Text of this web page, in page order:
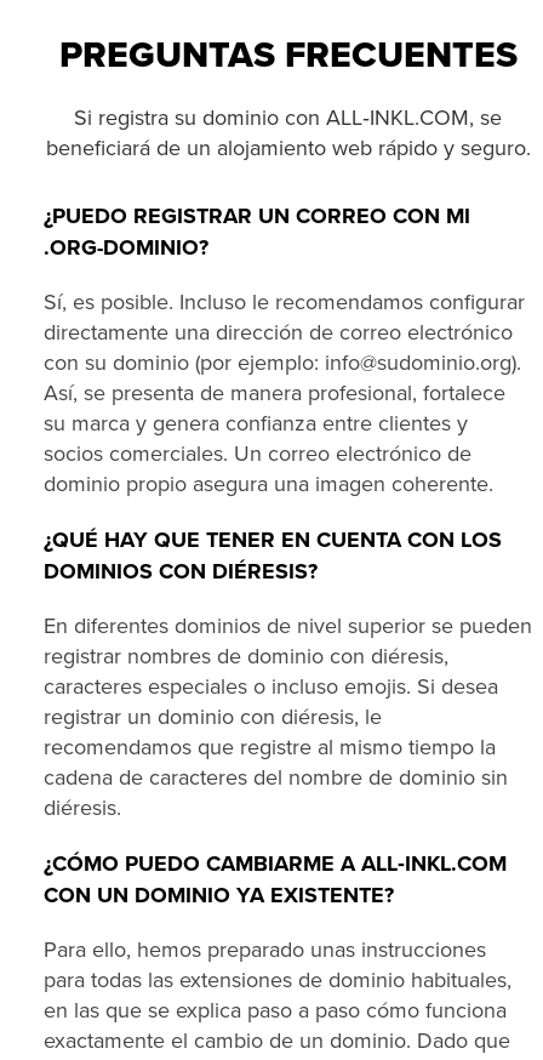
PREGUNTAS FRECUENTES
Si registra su dominio con ALL‑INKL.COM, se
beneficiará de un alojamiento web rápido y seguro.
¿PUEDO REGISTRAR UN CORREO CON MI
.ORG-DOMINIO?
Sí, es posible. Incluso le recomendamos configurar
directamente una dirección de correo electrónico
con su dominio (por ejemplo: info@sudominio.org).
Así, se presenta de manera profesional, fortalece
su marca y genera confianza entre clientes y
socios comerciales. Un correo electrónico de
dominio propio asegura una imagen coherente.
¿QUÉ HAY QUE TENER EN CUENTA CON LOS
DOMINIOS CON DIÉRESIS?
En diferentes dominios de nivel superior se pueden
registrar nombres de dominio con diéresis,
caracteres especiales o incluso emojis. Si desea
registrar un dominio con diéresis, le
recomendamos que registre al mismo tiempo la
cadena de caracteres del nombre de dominio sin
diéresis.
¿CÓMO PUEDO CAMBIARME A ALL‑INKL.COM
CON UN DOMINIO YA EXISTENTE?
Para ello, hemos preparado unas instrucciones
para todas las extensiones de dominio habituales,
en las que se explica paso a paso cómo funciona
exactamente el cambio de un dominio. Dado que